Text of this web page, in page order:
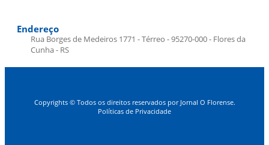
Endereço
Rua Borges de Medeiros 1771 - Térreo - 95270-000 - Flores da
Cunha - RS
Copyrights © Todos os direitos reservados por Jornal O Florense.
Políticas de Privacidade